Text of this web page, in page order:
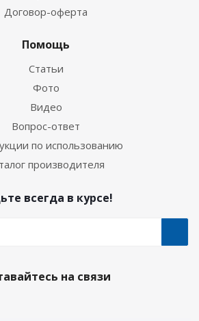
Договор-оферта
Помощь
Статьи
Фото
Видео
Вопрос-ответ
по использованию
производителя
всегда в курсе!
на связи